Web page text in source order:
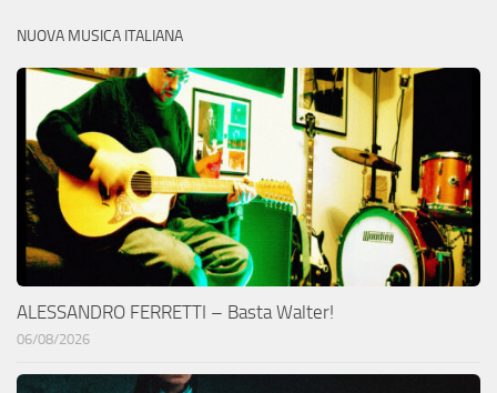
NUOVA MUSICA ITALIANA
ALESSANDRO FERRETTI – Basta Walter!
06/08/2026